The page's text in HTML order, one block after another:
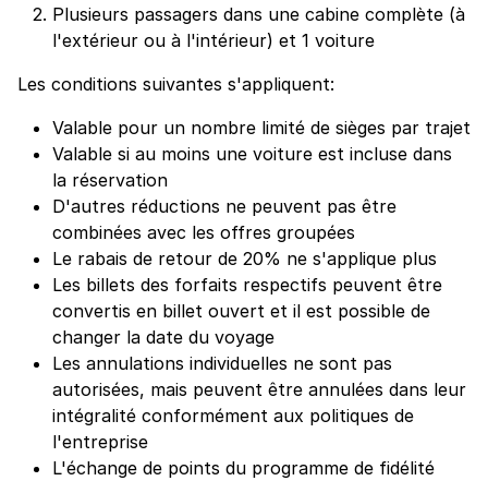
Plusieurs passagers dans une cabine complète (à
l'extérieur ou à l'intérieur) et 1 voiture
Les conditions suivantes s'appliquent:
Valable pour un nombre limité de sièges par trajet
Valable si au moins une voiture est incluse dans
la réservation
D'autres réductions ne peuvent pas être
combinées avec les offres groupées
Le rabais de retour de 20% ne s'applique plus
Les billets des forfaits respectifs peuvent être
convertis en billet ouvert et il est possible de
changer la date du voyage
Les annulations individuelles ne sont pas
autorisées, mais peuvent être annulées dans leur
intégralité conformément aux politiques de
l'entreprise
L'échange de points du programme de fidélité